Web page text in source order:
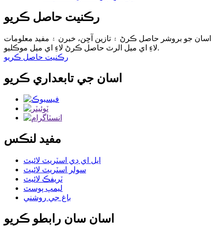
رڪنيت حاصل ڪريو
اسان جو بروشر حاصل ڪرڻ ۽ تازين آڇن، خبرن ۽ مفيد معلومات
لاءِ اي ميل الرٽ حاصل ڪرڻ لاءِ اي ميل موڪليو.
رڪنيت حاصل ڪريو
اسان جي تابعداري ڪريو
مفيد لنڪس
ايل اي ڊي اسٽريٽ لائيٽ
سولر اسٽريٽ لائيٽ
ٽريفڪ لائيٽ
ليمپ پوسٽ
باغ جي روشني
اسان سان رابطو ڪريو